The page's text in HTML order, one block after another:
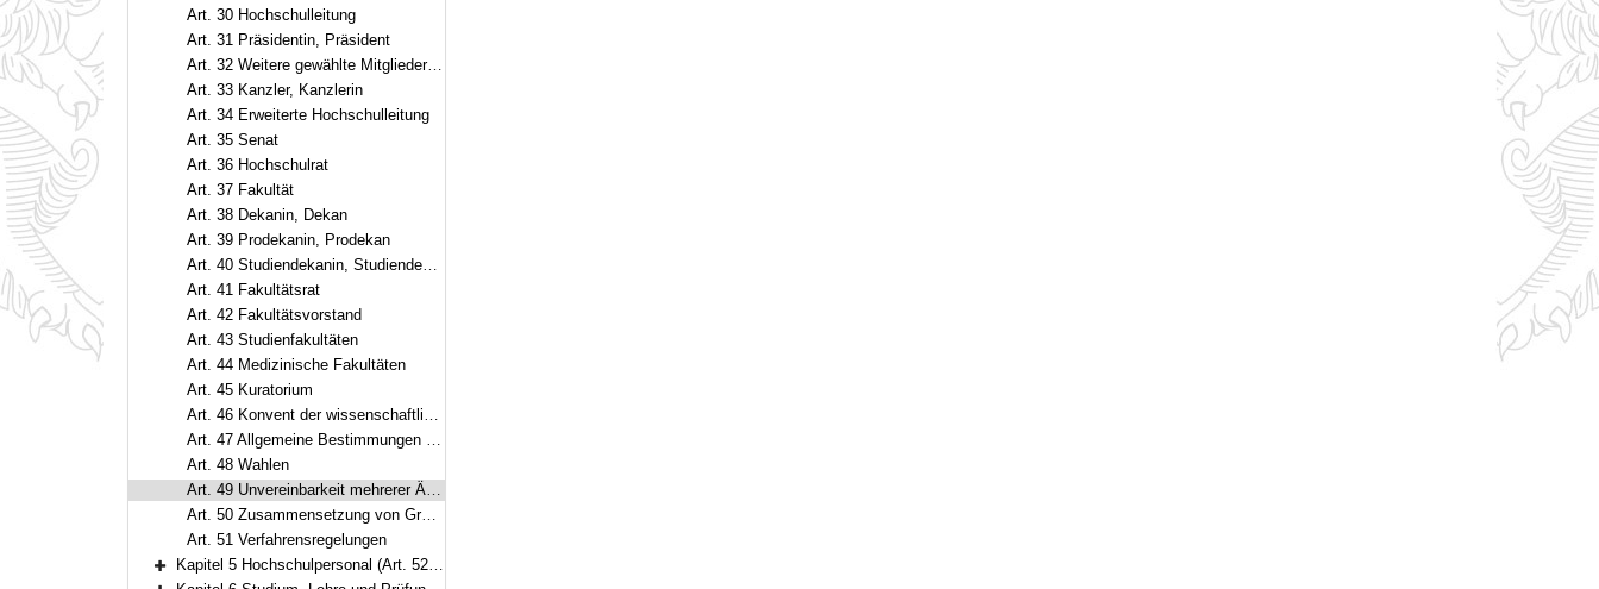
Art. 30 Hochschulleitung
Art. 31 Präsidentin, Präsident
Art. 32 Weitere gewählte Mitglieder der Hochschulleitung
Art. 33 Kanzler, Kanzlerin
Art. 34 Erweiterte Hochschulleitung
Art. 35 Senat
Art. 36 Hochschulrat
Art. 37 Fakultät
Art. 38 Dekanin, Dekan
Art. 39 Prodekanin, Prodekan
Art. 40 Studiendekanin, Studiendekan
Art. 41 Fakultätsrat
Art. 42 Fakultätsvorstand
Art. 43 Studienfakultäten
Art. 44 Medizinische Fakultäten
Art. 45 Kuratorium
Art. 46 Konvent der wissenschaftlichen und künstlerischen Mitarbeiterinnen, Mitarbeiter und Promovierenden
Art. 47 Allgemeine Bestimmungen für die Mitwirkung in der Selbstverwaltung
Art. 48 Wahlen
Art. 49 Unvereinbarkeit mehrerer Ämter
Art. 50 Zusammensetzung von Gremien
Art. 51 Verfahrensregelungen
Bereich erweitern
Kapitel 5 Hochschulpersonal (Art. 52–75)